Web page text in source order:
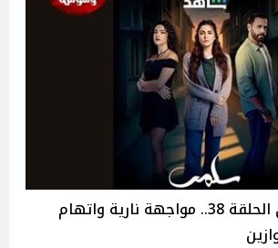
مسلسل سلمى الحلقة 38.. مواجهة نارية واتهام